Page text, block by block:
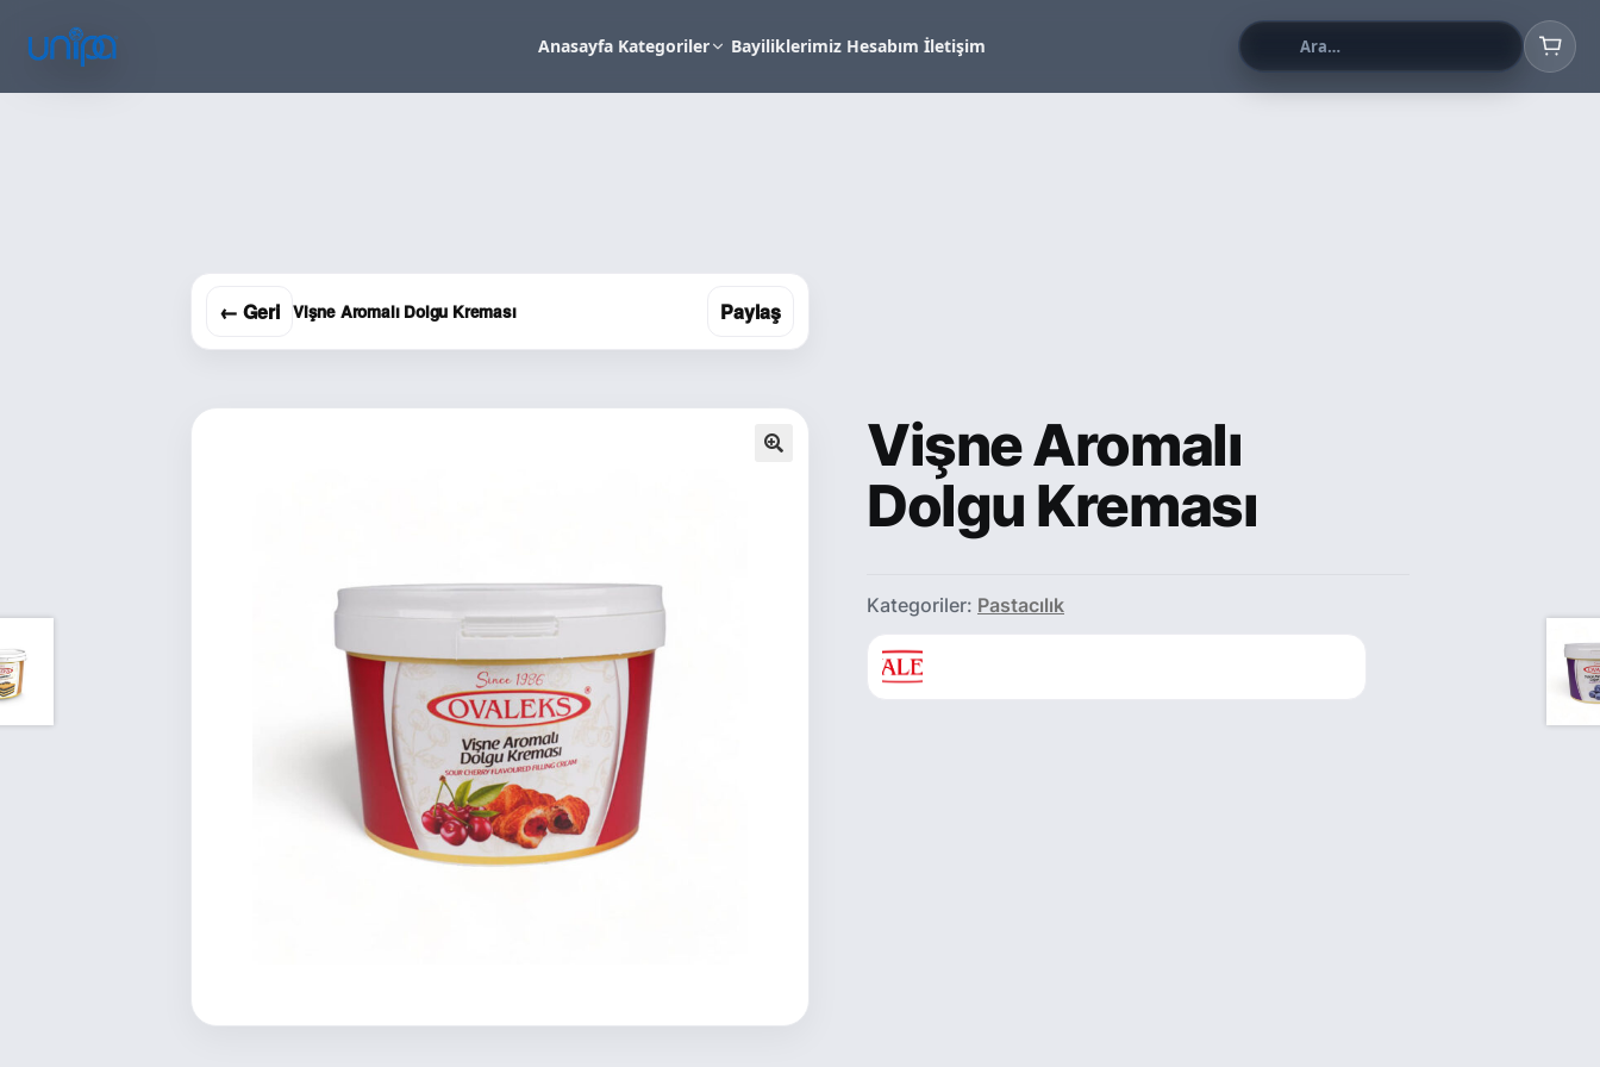
Anasayfa Kategoriler Bayiliklerimiz Hesabım İletişim
← Geri Vişne Aromalı Dolgu Kreması Paylaş
Vişne Aromalı
Dolgu Kreması
Kategoriler: Pastacılık